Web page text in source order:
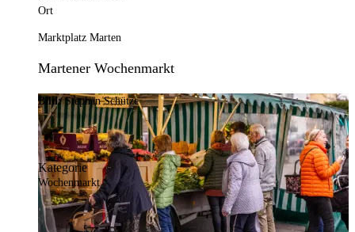
Ort
Marktplatz Marten
Martener Wochenmarkt
Bild:Stephan Schütze
Kategorie
Wochenmarkt